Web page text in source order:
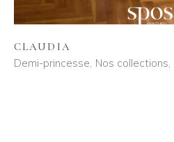
CLAUDIA
Demi-princesse Nos collections